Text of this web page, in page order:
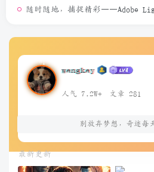
随时随地，捕捉精彩——Adobe
wangkay
人气 7.2W+ 文章 281
别放弃梦想，奇迹每
最新更新